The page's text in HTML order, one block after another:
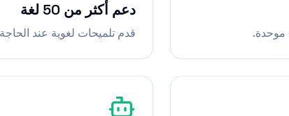
دعم أكثر من 50 لغة
قدم تلميحات لغوية عند